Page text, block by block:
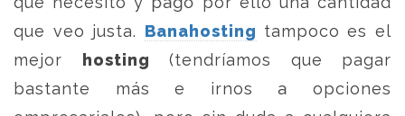
que veo justa. Banahosting tampoco es el
mejor hosting (tendríamos que pagar
bastante más e irnos a opciones